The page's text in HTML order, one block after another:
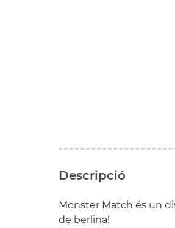
Descripció
Monster Match és un
de berlina!